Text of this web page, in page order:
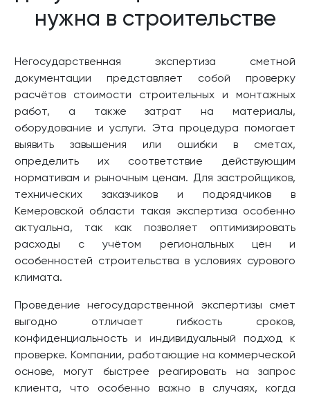
нужна в строительстве
Негосударственная экспертиза сметной
документации представляет собой проверку
расчётов стоимости строительных и монтажных
работ, а также затрат на материалы,
оборудование и услуги. Эта процедура помогает
выявить завышения или ошибки в сметах,
определить их соответствие действующим
нормативам и рыночным ценам. Для застройщиков,
технических заказчиков и подрядчиков в
Кемеровской области такая экспертиза особенно
актуальна, так как позволяет оптимизировать
расходы с учётом региональных цен и
особенностей строительства в условиях сурового
климата.
Проведение негосударственной экспертизы смет
выгодно отличает гибкость сроков,
конфиденциальность и индивидуальный подход к
проверке. Компании, работающие на коммерческой
основе, могут быстрее реагировать на запрос
клиента, что особенно важно в случаях, когда